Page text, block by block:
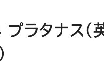
タナス（英
）